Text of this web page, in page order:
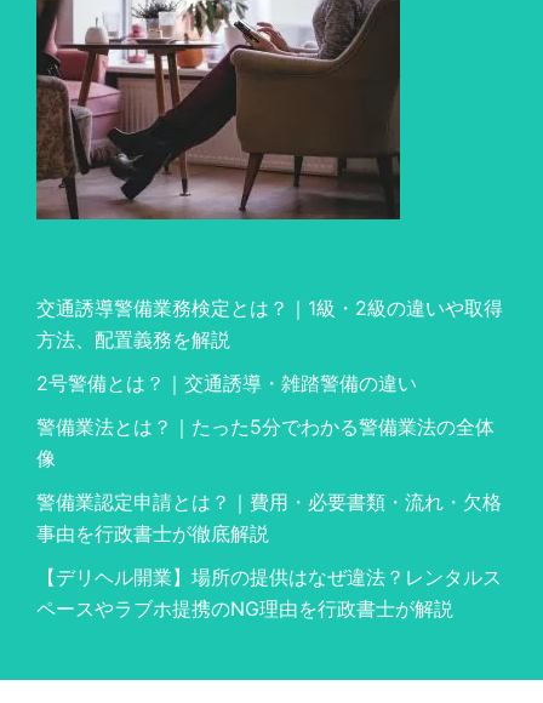
交通誘導警備業務検定とは？｜1級・2級の違いや取得
方法、配置義務を解説
2号警備とは？｜交通誘導・雑踏警備の違い
警備業法とは？｜たった5分でわかる警備業法の全体
像
警備業認定申請とは？｜費用・必要書類・流れ・欠格
事由を行政書士が徹底解説
【デリヘル開業】場所の提供はなぜ違法？レンタルス
ペースやラブホ提携のNG理由を行政書士が解説